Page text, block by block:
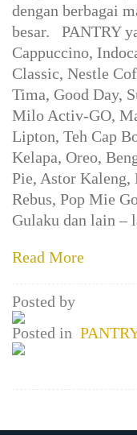
dengan berbagai
besar. PANTRY
Cappuccino,
Classic, Nestle
Tima, Good Day,
Milo Activ-GO,
Lipton, Teh Cap
Kelapa, Oreo,
Pie, Astor
Rebus, Pop Mie
Gulaku dan lain
Read More
Posted by
Posted in